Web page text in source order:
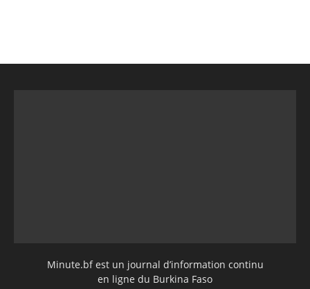
Minute.bf est un journal d’information continu
en ligne du Burkina Faso